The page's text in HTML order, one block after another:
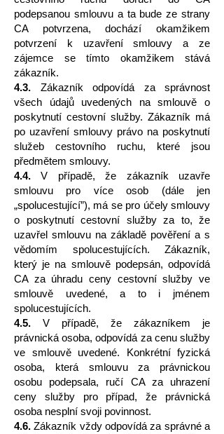
podepsanou smlouvu a ta bude ze strany
CA potvrzena, dochází okamžikem
potvrzení k uzavření smlouvy a ze
zájemce se tímto okamžikem stává
zákazník.
4.3. Zákazník odpovídá za správnost
všech údajů uvedených na smlouvě o
poskytnutí cestovní služby. Zákazník má
po uzavření smlouvy právo na poskytnutí
služeb cestovního ruchu, které jsou
předmětem smlouvy.
4.4. V případě, že zákazník uzavře
smlouvu pro více osob (dále jen
„spolucestující”), má se pro účely smlouvy
o poskytnutí cestovní služby za to, že
uzavřel smlouvu na základě pověření a s
vědomím spolucestujících. Zákazník,
který je na smlouvě podepsán, odpovídá
CA za úhradu ceny cestovní služby ve
smlouvě uvedené, a to i jménem
spolucestujících.
4.5. V případě, že zákazníkem je
právnická osoba, odpovídá za cenu služby
ve smlouvě uvedené. Konkrétní fyzická
osoba, která smlouvu za právnickou
osobu podepsala, ručí CA za uhrazení
ceny služby pro případ, že právnická
osoba nesplní svoji povinnost.
4.6. Zákazník vždy odpovídá za správné a